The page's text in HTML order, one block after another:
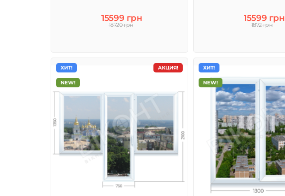
15599 грн
18720 грн
15599 грн
1872 грн
АКЦИЯ!
ХИТ!
NEW!
ХИТ!
NEW!